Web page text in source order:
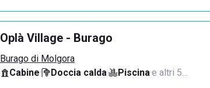
Oplà Village - Burago
Burago di Molgora
Cabine· Doccia calda· Piscina·e altri 5…